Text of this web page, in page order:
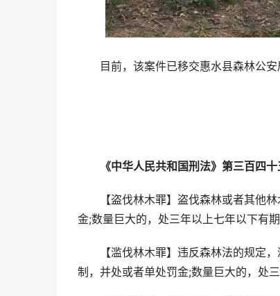
目前，该案件已移交惠水县森林公安
《中华人民共和国刑法》第三百四十
【盗伐林木罪】盗伐森林或者其他林
金;数量巨大的，处三年以上七年以下有
【滥伐林木罪】违反森林法的规定，
制，并处或者单处罚金;数量巨大的，处